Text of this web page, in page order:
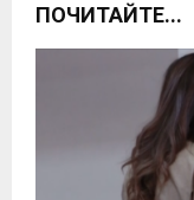
ПОЧИТАЙТЕ...